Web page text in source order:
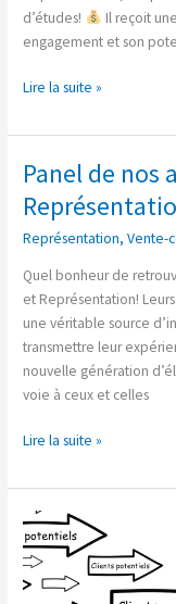
d’études!
Il reçoit
engagement et son
Lire la suite »
Panel de nos
Représentation,Vente-
Quel bonheur de
et Représentation!
une véritable source
transmettre leur
nouvelle génération
voie à ceux et celles
Panel
nos
anciens
Vente-
conseil
Lire la suite »
Comment
convertir
les
acheteurs